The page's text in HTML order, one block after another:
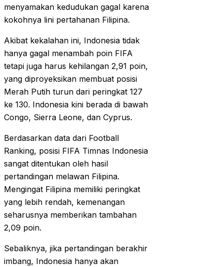
menyamakan kedudukan gagal karena
kokohnya lini pertahanan Filipina.
Akibat kekalahan ini, Indonesia tidak
hanya gagal menambah poin FIFA
tetapi juga harus kehilangan 2,91 poin,
yang diproyeksikan membuat posisi
Merah Putih turun dari peringkat 127
ke 130. Indonesia kini berada di bawah
Congo, Sierra Leone, dan Cyprus.
Berdasarkan data dari Football
Ranking, posisi FIFA Timnas Indonesia
sangat ditentukan oleh hasil
pertandingan melawan Filipina.
Mengingat Filipina memiliki peringkat
yang lebih rendah, kemenangan
seharusnya memberikan tambahan
2,09 poin.
Sebaliknya, jika pertandingan berakhir
imbang, Indonesia hanya akan